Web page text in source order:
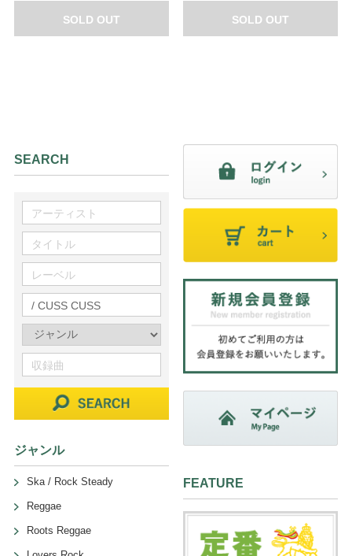
SOLD OUT SOLD OUT
SEARCH
ジャンル
Ska / Rock Steady
Reggae
Roots Reggae
FEATURE